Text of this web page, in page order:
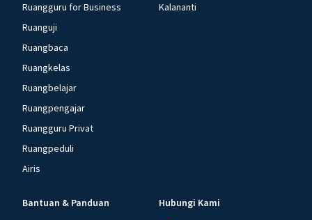
Ruangguru for Business
Ruanguji
Ruangbaca
Ruangkelas
Ruangbelajar
Ruangpengajar
Ruangguru Privat
Ruangpeduli
Airis
Kalananti
Bantuan & Panduan Hubungi Kami